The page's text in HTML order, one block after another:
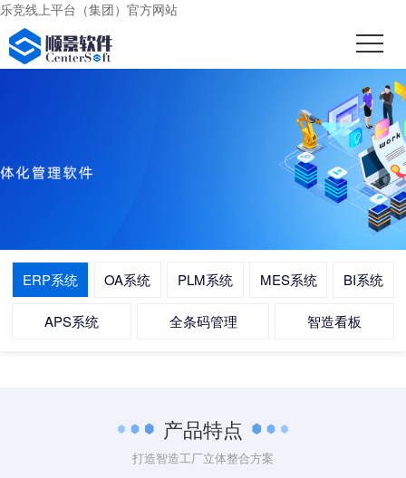
乐竞线上平台（集团）官方网站
ERP系统 OA系统 PLM系统 MES系统 BI系统
APS系统 全条码管理 智造看板
产品特点
打造智造工厂立体整合方案